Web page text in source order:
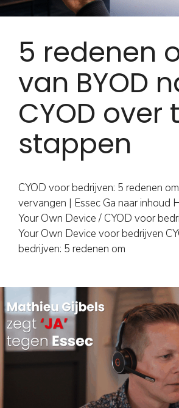
5 redenen
van BYOD
CYOD over
stappen
CYOD voor bedrijven: 5 redenen
vervangen | Essec Ga naar inhoud
Your Own Device / CYOD voor
Your Own Device voor bedrijven
bedrijven: 5 redenen om